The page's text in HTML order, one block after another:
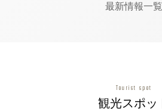
最新情報一覧
Tourist spot
観光スポッ